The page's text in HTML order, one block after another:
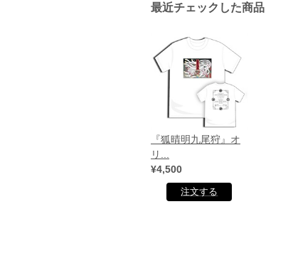
最近チェックした商品
『狐晴明九尾狩』オ
リ...
¥4,500